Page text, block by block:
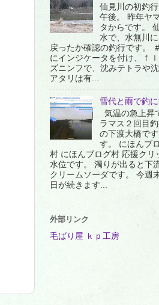
仙見川の初釣
午後。 昨年ヤ
タからです。
水で、水無川
戻ったか確認の釣行です。
にインジケータを付け、ｆ
ズニンフで、沈みテトラや
アタリは有...
雪代と雨で釣
気温の急上昇
ラマス２回目
の下渡大橋で
す。 にほんブ
村 にほんブログ村 応援クリ
水位です。 濁りが出ると下
クリームソーダです。 今週
日が続きます...
外部リンク
毛ばり屋 ｋｐ工房